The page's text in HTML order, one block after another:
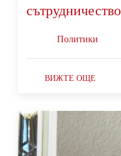
сътрудничество
Политики
ВИЖТЕ ОЩЕ